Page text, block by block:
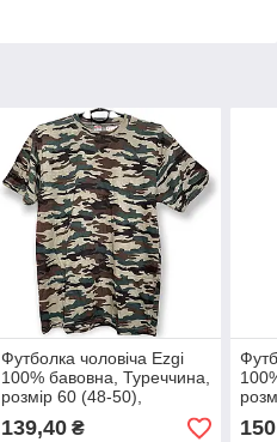
Футболка чоловіча Ezgi
100% бавовна, Туреччина,
розмір 60 (48-50),
камуфляж, 09802
139,40₴